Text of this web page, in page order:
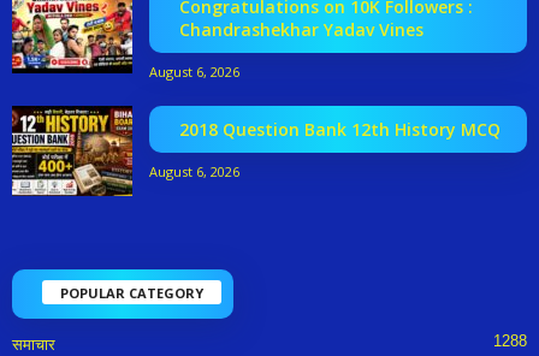
Congratulations on 10K Followers :
Chandrashekhar Yadav Vines
August 6, 2026
2018 Question Bank 12th History MCQ
August 6, 2026
POPULAR CATEGORY
समाचार 1288